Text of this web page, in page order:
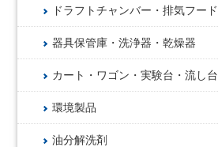
ドラフトチャンバー・排気フード
器具保管庫・洗浄器・乾燥器
カート・ワゴン・実験台・流し台
環境製品
油分解洗剤